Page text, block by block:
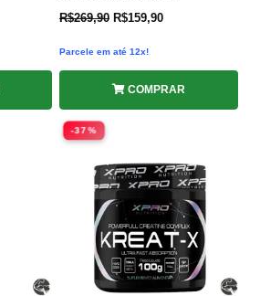
R$269,90 R$159,90
Parcele em até 12x!
COMPRAR
-37%